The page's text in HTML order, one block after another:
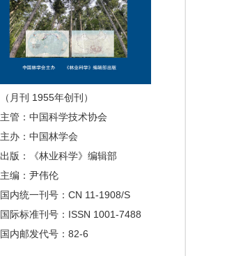
（月刊 1955年创刊）
主管：中国科学技术协会
主办：中国林学会
出版：《林业科学》编辑部
主编：尹伟伦
国内统一刊号：CN 11-1908/S
国际标准刊号：ISSN 1001-7488
国内邮发代号：82-6